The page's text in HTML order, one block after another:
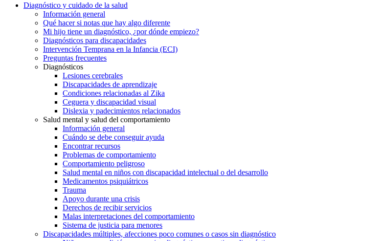
Diagnóstico y cuidado de la salud
Información general
Qué hacer si notas que hay algo diferente
Mi hijo tiene un diagnóstico, ¿por dónde empiezo?
Diagnósticos para discapacidades
Intervención Temprana en la Infancia (ECI)
Preguntas frecuentes
Diagnósticos
Lesiones cerebrales
Discapacidades de aprendizaje
Condiciones relacionadas al Zika
Ceguera y discapacidad visual
Dislexia y padecimientos relacionados
Salud mental y salud del comportamiento
Información general
Cuándo se debe conseguir ayuda
Encontrar recursos
Problemas de comportamiento
Comportamiento peligroso
Salud mental en niños con discapacidad intelectual o del desarrollo
Medicamentos psiquiátricos
Trauma
Apoyo durante una crisis
Derechos de recibir servicios
Malas interpretaciones del comportamiento
Sistema de justicia para menores
Discapacidades múltiples, afecciones poco comunes o casos sin diagnóstico